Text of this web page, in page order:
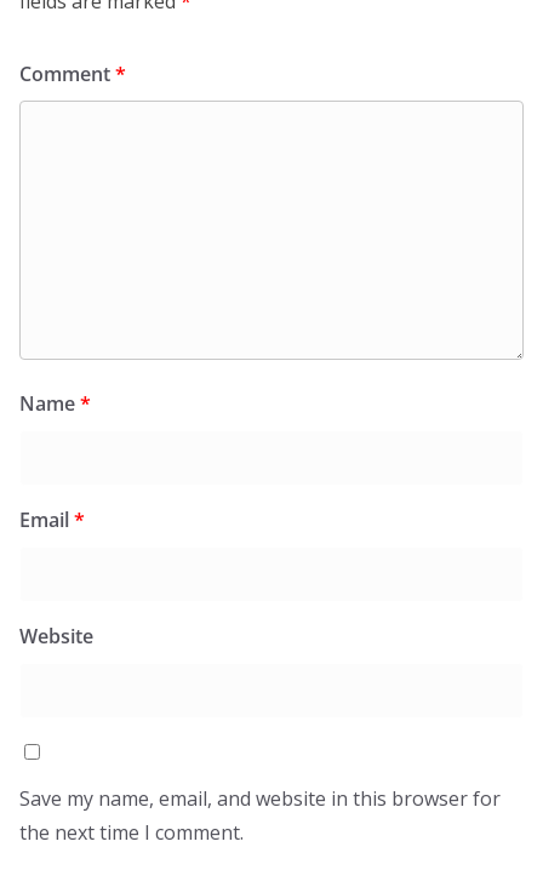
Comment*
Name*
Email*
Website
Save my name, email, and website in this browser for
the next time I comment.